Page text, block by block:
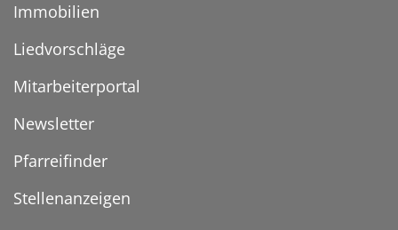
Immobilien
Liedvorschläge
Mitarbeiterportal
Newsletter
Pfarreifinder
Stellenanzeigen